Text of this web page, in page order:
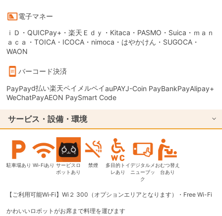
電子マネー
ｉＤ・QUICPay+・楽天Ｅｄｙ・Kitaca・PASMO・Suica・ｍａｎ
ａｃａ・TOICA・ICOCA・nimoca・はやかけん・SUGOCA・
WAON
バーコード決済
PayPayd払い楽天ペイ メルペイauPAYJ-Coin PayBankPayAlipay+
WeChatPayAEON PaySmart Code
サービス・設備・環境
駐車場あり Wi-Fiあり サービスロ
ボットあり
禁煙
多目的トイ
レあり
デジタルメ
ニューブッ
ク
おむつ替え
台あり
【ご利用可能Wi‐Fi】Wi２ 300（オプションエリアとなります）・Free Wi-Fi
かわいいロボットがお席まで料理を運びます